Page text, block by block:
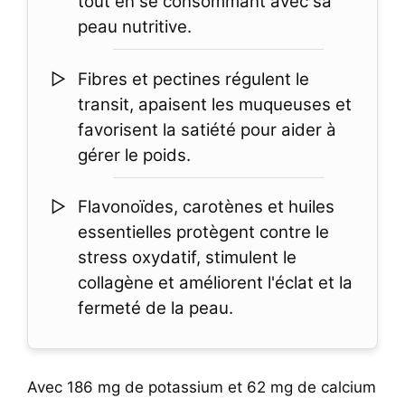
peau nutritive.
Fibres et pectines régulent le
transit, apaisent les muqueuses et
favorisent la satiété pour aider à
gérer le poids.
Flavonoïdes, carotènes et huiles
essentielles protègent contre le
stress oxydatif, stimulent le
collagène et améliorent l'éclat et la
fermeté de la peau.
Avec 186 mg de potassium et 62 mg de calcium